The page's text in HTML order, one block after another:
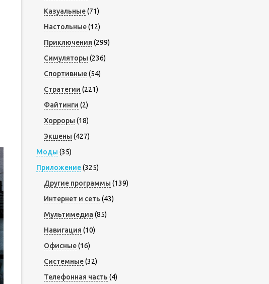
Казуальные(71)
Настольные(12)
Приключения (299)
Симуляторы (236)
Спортивные(54)
Стратегии (221)
Файтинги (2)
Хорроры (18)
Экшены (427)
Моды (35)
Приложение(325)
Другие программы (139)
Интернет и сеть (43)
Мультимедиа (85)
Навигация (10)
Офисные(16)
Системные(32)
Телефонная часть (4)